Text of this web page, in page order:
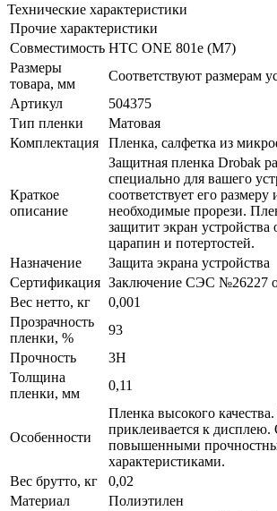
Технические характеристики
Прочие характеристики
Совместимость HTC ONE 801e (M7)
Размеры
товара, мм
Соответствуют размерам
Артикул
504375
Тип пленки
Матовая
Комплектация
Пленка, салфетка из
Краткое
описание
Защитная пленка Drobak
специально для вашего
соответствует его размеру
необходимые прорези.
защитит экран устройства
царапин и потертостей.
Назначение
Защита экрана устройства
Сертификация Заключение СЭС №26227
Вес нетто, кг
0,001
Прозрачность
пленки, %
93
Прочность
3H
Толщина
пленки, мм
0,11
Особенности
Пленка высокого
приклеивается к дисплею.
повышенными
характеристиками.
Вес брутто, кг
0,02
Материал
Полиэтилен